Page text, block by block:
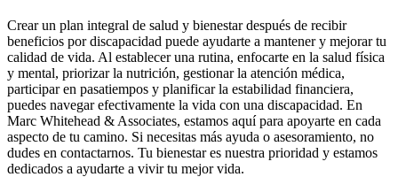
Crear un plan integral de salud y bienestar después de recibir
beneficios por discapacidad puede ayudarte a mantener y mejorar tu
calidad de vida. Al establecer una rutina, enfocarte en la salud física
y mental, priorizar la nutrición, gestionar la atención médica,
participar en pasatiempos y planificar la estabilidad financiera,
puedes navegar efectivamente la vida con una discapacidad. En
Marc Whitehead & Associates, estamos aquí para apoyarte en cada
aspecto de tu camino. Si necesitas más ayuda o asesoramiento, no
dudes en contactarnos. Tu bienestar es nuestra prioridad y estamos
dedicados a ayudarte a vivir tu mejor vida.